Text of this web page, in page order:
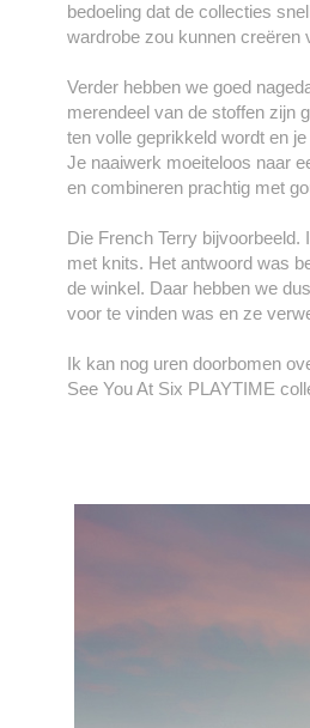
bedoeling dat de collecties
wardrobe zou kunnen creëren
Verder hebben we goed
merendeel van de stoffen zijn
ten volle geprikkeld wordt en
Je naaiwerk moeiteloos naar
en combineren prachtig met
Die French Terry
met knits. Het antwoord was
de winkel. Daar hebben we
voor te vinden was en ze
Ik kan nog uren doorbomen
See You At Six PLAYTIME